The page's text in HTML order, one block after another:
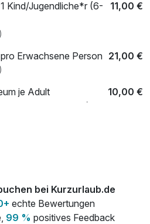
Kind/Jugendliche*r (6-
11,00 €
Erwachsene Person 21,00 €
je Adult
bis 19J kostenfrei)
10,00 €
Jahre)bei Kurzurlaub.de
echte Bewertungen
99 % positives Feedback